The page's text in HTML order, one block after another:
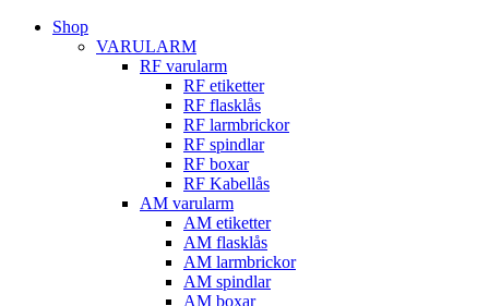
Shop
VARULARM
RF varularm
RF etiketter
RF flasklås
RF larmbrickor
RF spindlar
RF boxar
RF Kabellås
AM varularm
AM etiketter
AM flasklås
AM larmbrickor
AM spindlar
AM boxar